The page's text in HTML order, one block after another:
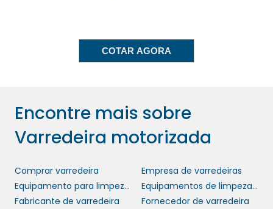
eficiente, a varredeira contribui para a
redução do desperdício de recursos,
consciência ambiental também pode gerar
uma imagem corporativa positiva, atraindo
consumidores que valorizam práticas
FACILIDADE DE OPERAÇÃO
E MANUTENÇÃO
COTAR AGORA
Encontre mais sobre
Varredeira motorizada
Comprar varredeira
Empresa de varredeiras
Equipamento para limpeza de rua
Equipamentos de limpeza urbana
Fabricante de varredeira
Fornecedor de varredeira